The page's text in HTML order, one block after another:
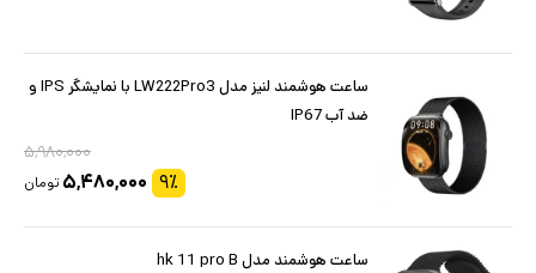
ساعت هوشمند لنیز مدل LW222Pro3 با نمایشگر IPS و
ضد آب IP67
۵,۹۸۰,۰۰۰
۹٪ ۵,۴۸۰,۰۰۰ تومان
ساعت هوشمند مدل hk 11 pro B